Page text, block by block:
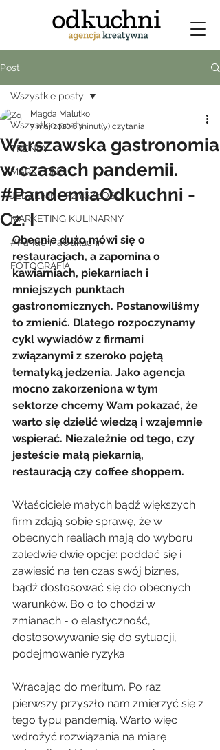
Post
Wszystkie posty
TRENDY
MARKETING
JEDZENIE PRZYSZŁOŚCI
MARKETING KULINARNY
#PandemiaOdkuchni
FOTOGRAFIA
Wszystkie posty
Warszawska gastronomia
w czasach pandemii.
#PandemiaOdkuchni -
Cz. I
Magda Malutko
7 maj 20206 minut(y) czytania
Obecnie dużo mówi się o
restauracjach, a zapomina o
kawiarniach, piekarniach i
mniejszych punktach
gastronomicznych. Postanowiliśmy
to zmienić. Dlatego rozpoczynamy
cykl wywiadów z firmami
związanymi z szeroko pojętą
tematyką jedzenia. Jako agencja
mocno zakorzeniona w tym
sektorze chcemy Wam pokazać, że
warto się dzielić wiedzą i wzajemnie
wspierać. Niezależnie od tego, czy
jesteście małą piekarnią,
restauracją czy coffee shoppem.
Właściciele małych bądź większych
firm zdają sobie sprawę, że w
obecnych realiach mają do wyboru
zaledwie dwie opcje: poddać się i
zawiesić na ten czas swój biznes,
bądź dostosować się do obecnych
warunków. Bo o to chodzi w
zmianach - o elastyczność,
dostosowywanie się do sytuacji,
podejmowanie ryzyka.
Wracając do meritum. Po raz
pierwszy przyszło nam zmierzyć się z
tego typu pandemią. Warto więc
wdrożyć rozwiązania na miarę